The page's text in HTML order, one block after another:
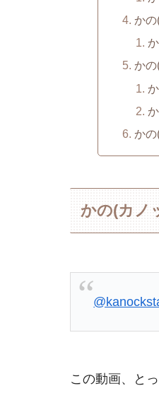
かの
かの
か
かの(カノ
この動画、と